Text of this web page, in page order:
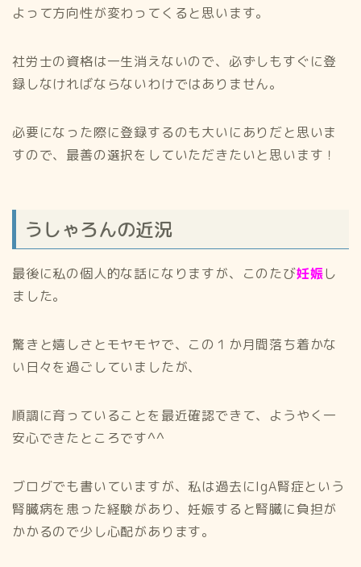
よって方向性が変わってくると思います。
社労士の資格は一生消えないので、必ずしもすぐに登
録しなければならないわけではありません。
必要になった際に登録するのも大いにありだと思いま
すので、最善の選択をしていただきたいと思います！
うしゃろんの近況
最後に私の個人的な話になりますが、このたび妊娠し
ました。
驚きと嬉しさとモヤモヤで、この１か月間落ち着かな
い日々を過ごしていましたが、
順調に育っていることを最近確認できて、ようやく一
安心できたところです^^
ブログでも書いていますが、私は過去にIgA腎症という
腎臓病を患った経験があり、妊娠すると腎臓に負担が
かかるので少し心配があります。